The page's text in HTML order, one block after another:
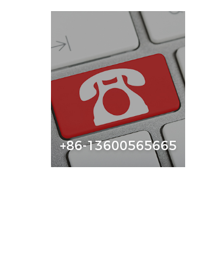
+86-13600565665